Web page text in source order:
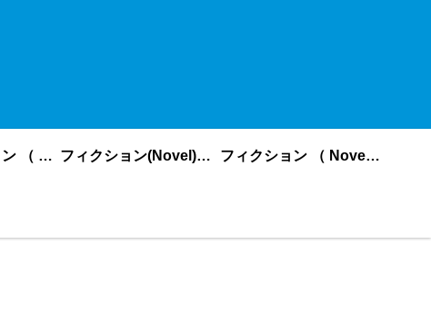
ノンフィクション （ nonfiction ） あいうえお順 フィクション(Novel)更新順 フィクション （ Novel ） あいうえお順